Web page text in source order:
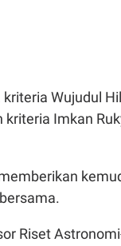
kriteria Wujudul
Imkan
Riset